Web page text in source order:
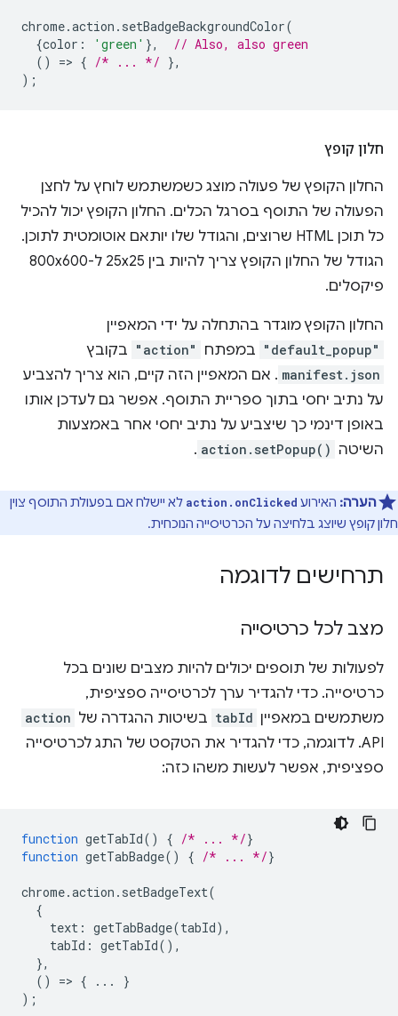
chrome.action . setBadgeBackgroundColor(
{color : 'green' },
// Also, also green
()
=> { /* ... */ },
);
חלון קופץ
החלון הקופץ של פעולה מוצג כשמשתמש לוחץ על לחצן
הפעולה של התוסף בסרגל הכלים. החלון הקופץ יכול להכיל
כל תוכן HTML שרוצים, והגודל שלו יותאם אוטומטית לתוכן.
הגודל של החלון הקופץ צריך להיות בין 25x25 ל-800x600
פיקסלים.
החלון הקופץ מוגדר בהתחלה על ידי המאפיין
"default_popup" במפתח "action" בקובץ
manifest.json . אם המאפיין הזה קיים, הוא צריך להצביע
על נתיב יחסי בתוך ספריית התוסף. אפשר גם לעדכן אותו
באופן דינמי כך שיצביע על נתיב יחסי אחר באמצעות
השיטה action.setPopup()
.
הערה: האירוע action.onClicked לא יישלח אם בפעולת התוסף צוין
חלון קופץ שיוצג בלחיצה על הכרטיסייה הנוכחית.
תרחישים לדוגמה
מצב לכל כרטיסייה
לפעולות של תוספים יכולים להיות מצבים שונים בכל
כרטיסייה. כדי להגדיר ערך לכרטיסייה ספציפית,
משתמשים במאפיין tabId בשיטות ההגדרה של action
API. לדוגמה, כדי להגדיר את הטקסט של התג לכרטיסייה
ספציפית, אפשר לעשות משהו כזה:
function getTabId() { /* ... */}
function getTabBadge() { /* ... */}
chrome.action . setBadgeText(
{
text : getTabBadge(tabId),
tabId : getTabId(),
},
()
=> { ...
}
);